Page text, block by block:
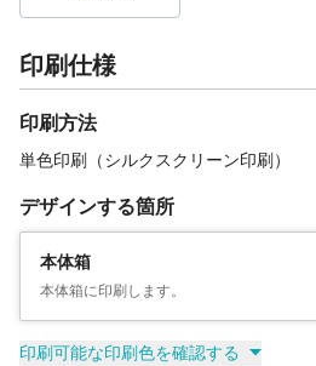
印刷仕様
印刷方法
単色印刷（シルクスクリーン印刷）
デザインする箇所
本体箱
本体箱に印刷します。
印刷可能な印刷色を確認する